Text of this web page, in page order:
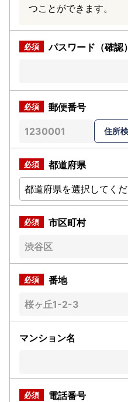
つことができます。
パスワード（確認）
郵便番号
都道府県
市区町村
番地
マンション名
電話番号